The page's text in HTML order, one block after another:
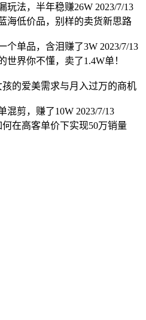
玩法，半年稳赚26W 2023/7/13
海低价品，别样的卖货新思路
个单品，含泪赚了3W 2023/7/13
世界你不懂，卖了1.4W单！
的爱美需求与月入过万的商机
混剪，赚了10W 2023/7/13
在高客单价下实现50万销量